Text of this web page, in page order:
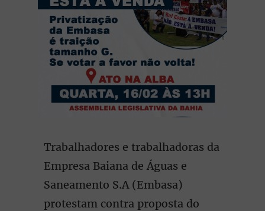
Trabalhadores e trabalhadoras da
Empresa Baiana de Águas e
Saneamento S.A (Embasa)
protestam contra proposta do